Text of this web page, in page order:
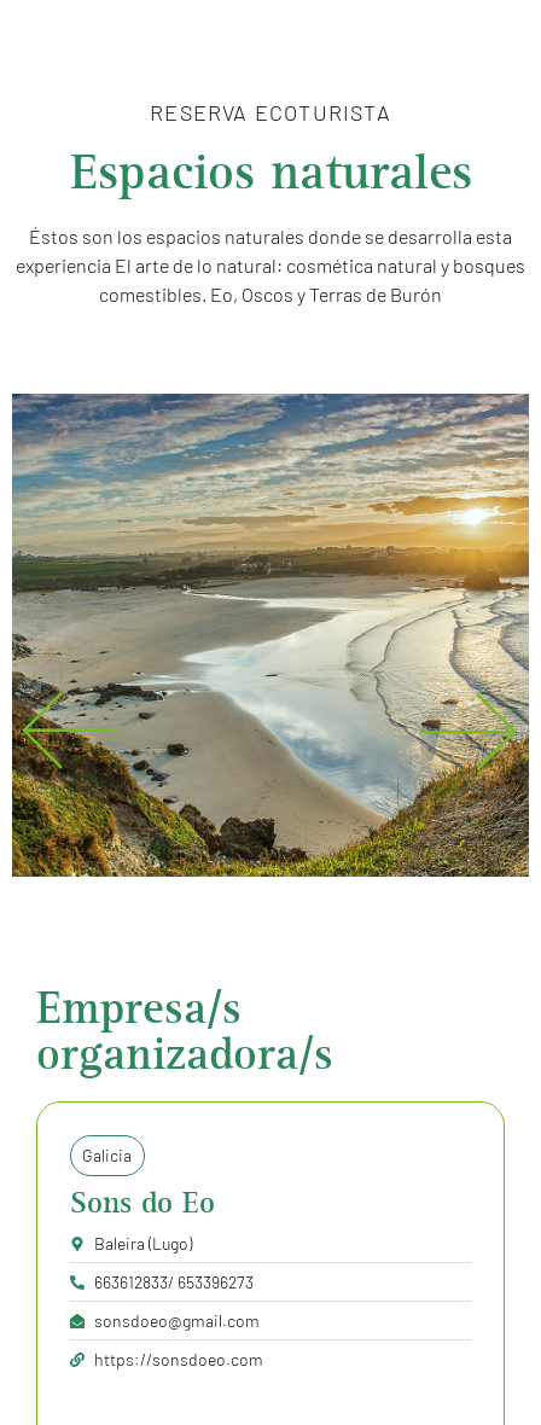
RESERVA ECOTURISTA
Espacios naturales
Éstos son los espacios naturales donde se desarrolla esta
experiencia El arte de lo natural: cosmética natural y bosques
comestibles. Eo, Oscos y Terras de Burón
Empresa/s
organizadora/s
Galicia
Sons do Eo
Baleira (Lugo)
663612833/ 653396273
sonsdoeo@gmail.com
https://sonsdoeo.com